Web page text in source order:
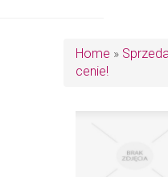
Home »
cenie!